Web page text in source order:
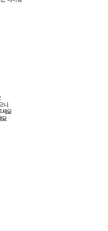
니
세요
요